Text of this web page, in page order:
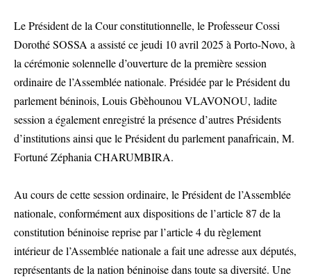
Le Président de la Cour constitutionnelle, le Professeur Cossi
Dorothé SOSSA a assisté ce jeudi 10 avril 2025 à Porto-Novo, à
la cérémonie solennelle d’ouverture de la première session
ordinaire de l’Assemblée nationale. Présidée par le Président du
parlement béninois, Louis Gbèhounou VLAVONOU, ladite
session a également enregistré la présence d’autres Présidents
d’institutions ainsi que le Président du parlement panafricain, M.
Fortuné Zéphania CHARUMBIRA.
Au cours de cette session ordinaire, le Président de l’Assemblée
nationale, conformément aux dispositions de l’article 87 de la
constitution béninoise reprise par l’article 4 du règlement
intérieur de l’Assemblée nationale a fait une adresse aux députés,
représentants de la nation béninoise dans toute sa diversité. Une